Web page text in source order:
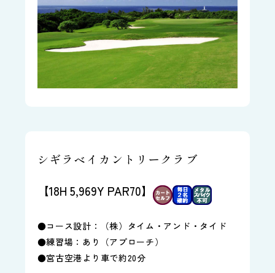
シギラベイカントリークラブ
【18H 5,969Y PAR70】
●コース設計：（株）タイム・アンド・タイド
●練習場：あり（アプローチ）
●宮古空港より車で約20分